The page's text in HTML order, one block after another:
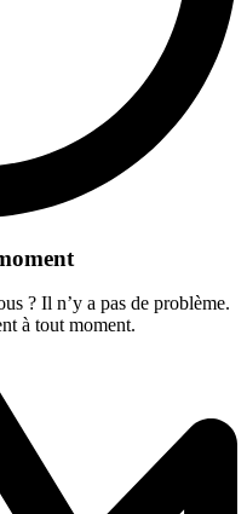
? Il n’y a pas de problème.
à tout moment.